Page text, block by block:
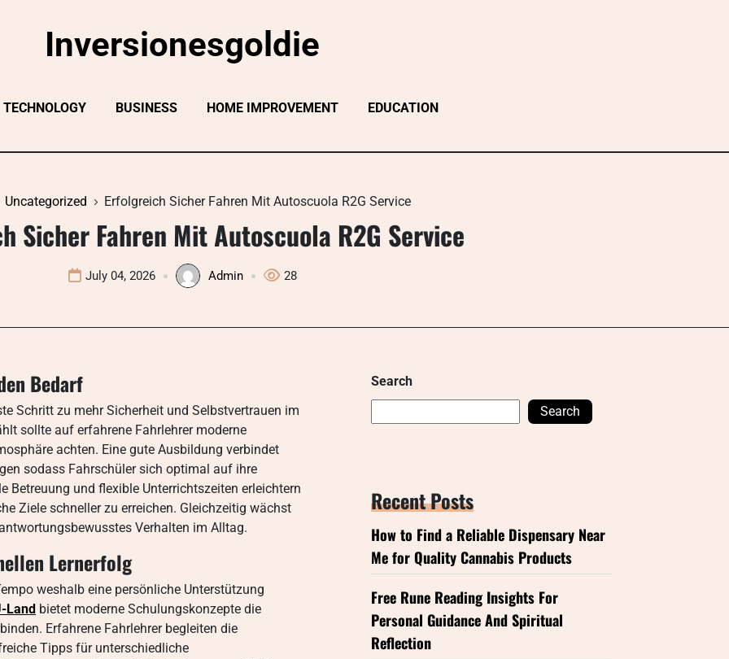
Inversionesgoldie
TECHNOLOGY BUSINESS HOME IMPROVEMENT EDUCATION
Uncategorized Erfolgreich Sicher Fahren Mit Autoscuola R2G Service
Sicher Fahren Mit Autoscuola R2G Service
July 04, 2026 Admin 28
Bedarf
Schritt zu mehr Sicherheit und Selbstvertrauen im
sollte auf erfahrene Fahrlehrer moderne
achten. Eine gute Ausbildung verbindet
sodass Fahrschüler sich optimal auf ihre
Betreuung und flexible Unterrichtszeiten erleichtern
Ziele schneller zu erreichen. Gleichzeitig wächst
Verhalten im Alltag.
Lernerfolg
weshalb eine persönliche Unterstützung
Land bietet moderne Schulungskonzepte die
Erfahrene Fahrlehrer begleiten die
Tipps für unterschiedliche
Search
Search
Recent Posts
How to Find a Reliable Dispensary Near
Me for Quality Cannabis Products
Free Rune Reading Insights For
Personal Guidance And Spiritual
Reflection